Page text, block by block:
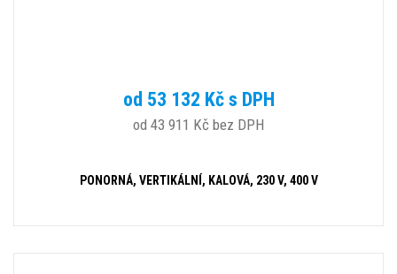
od 53 132 Kč s DPH
od 43 911 Kč bez DPH
PONORNÁ, VERTIKÁLNÍ, KALOVÁ, 230 V, 400 V